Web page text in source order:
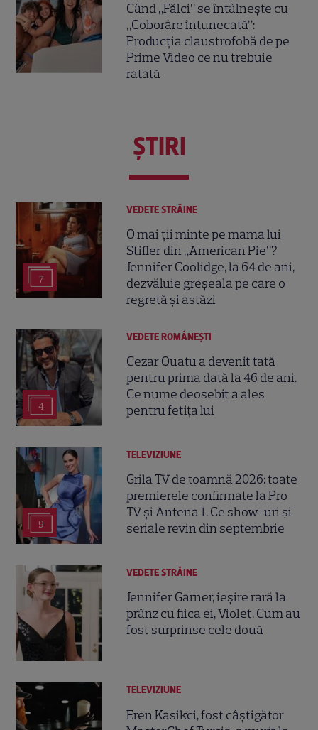
Când „Fălci” se întâlnește cu
„Coborâre întunecată”:
Producția claustrofobă de pe
Prime Video ce nu trebuie
ratată
ŞTIRI
7
VEDETE STRĂINE
O mai ții minte pe mama lui
Stifler din „American Pie”?
Jennifer Coolidge, la 64 de ani,
dezvăluie greșeala pe care o
regretă și astăzi
4
VEDETE ROMÂNEŞTI
Cezar Ouatu a devenit tată
pentru prima dată la 46 de ani.
Ce nume deosebit a ales
pentru fetița lui
9
TELEVIZIUNE
Grila TV de toamnă 2026: toate
premierele confirmate la Pro
TV și Antena 1. Ce show-uri și
seriale revin din septembrie
VEDETE STRĂINE
Jennifer Garner, ieșire rară la
prânz cu fiica ei, Violet. Cum au
fost surprinse cele două
TELEVIZIUNE
Eren Kasikci, fost câștigător